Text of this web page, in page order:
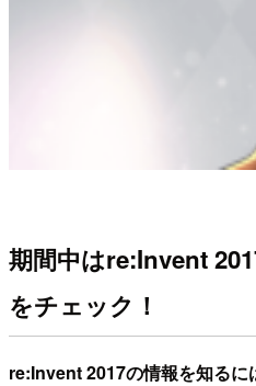
期間中はre:Invent
をチェック！
re:Invent 2017の情報を知るに